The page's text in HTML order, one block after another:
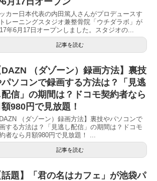
カー日本代表の内田篤人さんがプロデュースす
レーニングスタジオ兼整骨院「ウチダラボ」が
年6月17日オープンしました。スタジオの...
記事を読む
DAZN （ダゾーン）録画方法】裏技
ソコンで録画する方法は？「見逃
配信」の期間は？ドコモ契約者なら
額980円で見放題！
DAZN （ダゾーン）録画方法】裏技やパソコンで
する方法は？「見逃し配信」の期間は？ドコモ
者なら月額980円で見放題！ ...
記事を読む
話題】「君の名はカフェ」が池袋パ